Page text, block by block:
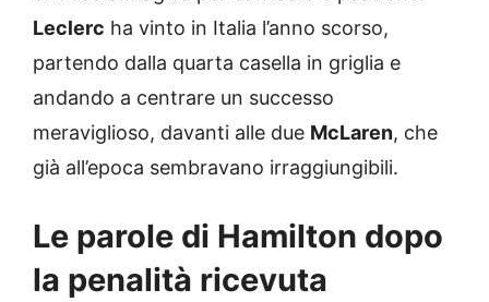
Leclerc ha vinto in Italia l’anno scorso,
partendo dalla quarta casella in griglia e
andando a centrare un successo
meraviglioso, davanti alle due McLaren, che
già all’epoca sembravano irraggiungibili.
Le parole di Hamilton dopo
la penalità ricevuta